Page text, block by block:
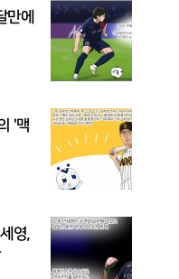
만에
'맥
영,